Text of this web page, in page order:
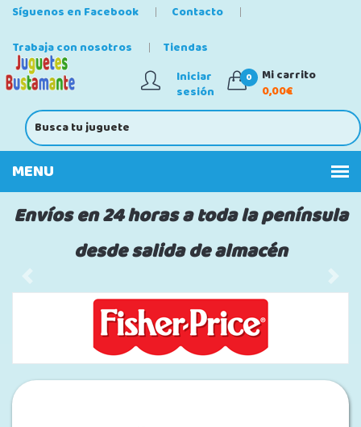
Síguenos en Facebook
Contacto
Trabaja con nosotros
Tiendas
Iniciar
sesión
0
Mi carrito
0,00€
Envíos en 24 horas a toda la península
desde salida de almacén